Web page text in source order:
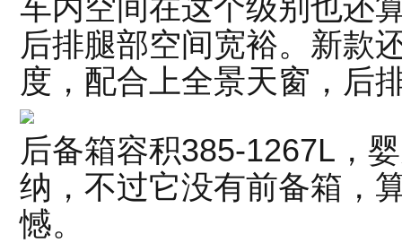
车内空间在这个级别也还
后排腿部空间宽裕。新款
度，配合上全景天窗，后
后备箱容积385-1267L，
纳，不过它没有前备箱，
憾。